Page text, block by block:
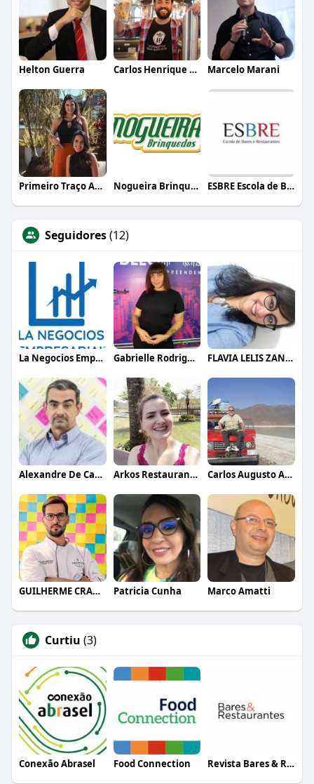
Helton Guerra Carlos Henrique de Faria Vasconcelos Marcelo Marani
Primeiro Traço Arquitetura Nogueira Brinquedos ESBRE Escola de Bares e Restaurantes
Seguidores(12)
La Negocios Empresariais Gabrielle Rodrigues FLAVIA LELIS ZANELLI
Alexandre De Camilis Arkos Restaurante Dedo de Moça Carlos Augusto Alves
GUILHERME CRAMER BALLE Patricia Cunha Marco Amatti
Curtiu (3)
Conexão Abrasel Food Connection Revista Bares & Restaurantes